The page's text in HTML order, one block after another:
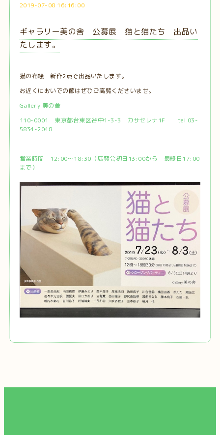
2019-07-08 16:16:00
ギャラリー美の舎 公募展 猫と猫たち 出品い
たします。
猫の布絵 新作2点で出品いたします。
お近くにおいでの節はぜひご高覧くださいませ。
Gallery 美の舎
110-0001 東京都台東区谷中1-3-3 カサセレナ1F tel 03-
5834-2048
営業時間 12:00〜18:30（展覧会初日13:00から 最終日17:00
まで）